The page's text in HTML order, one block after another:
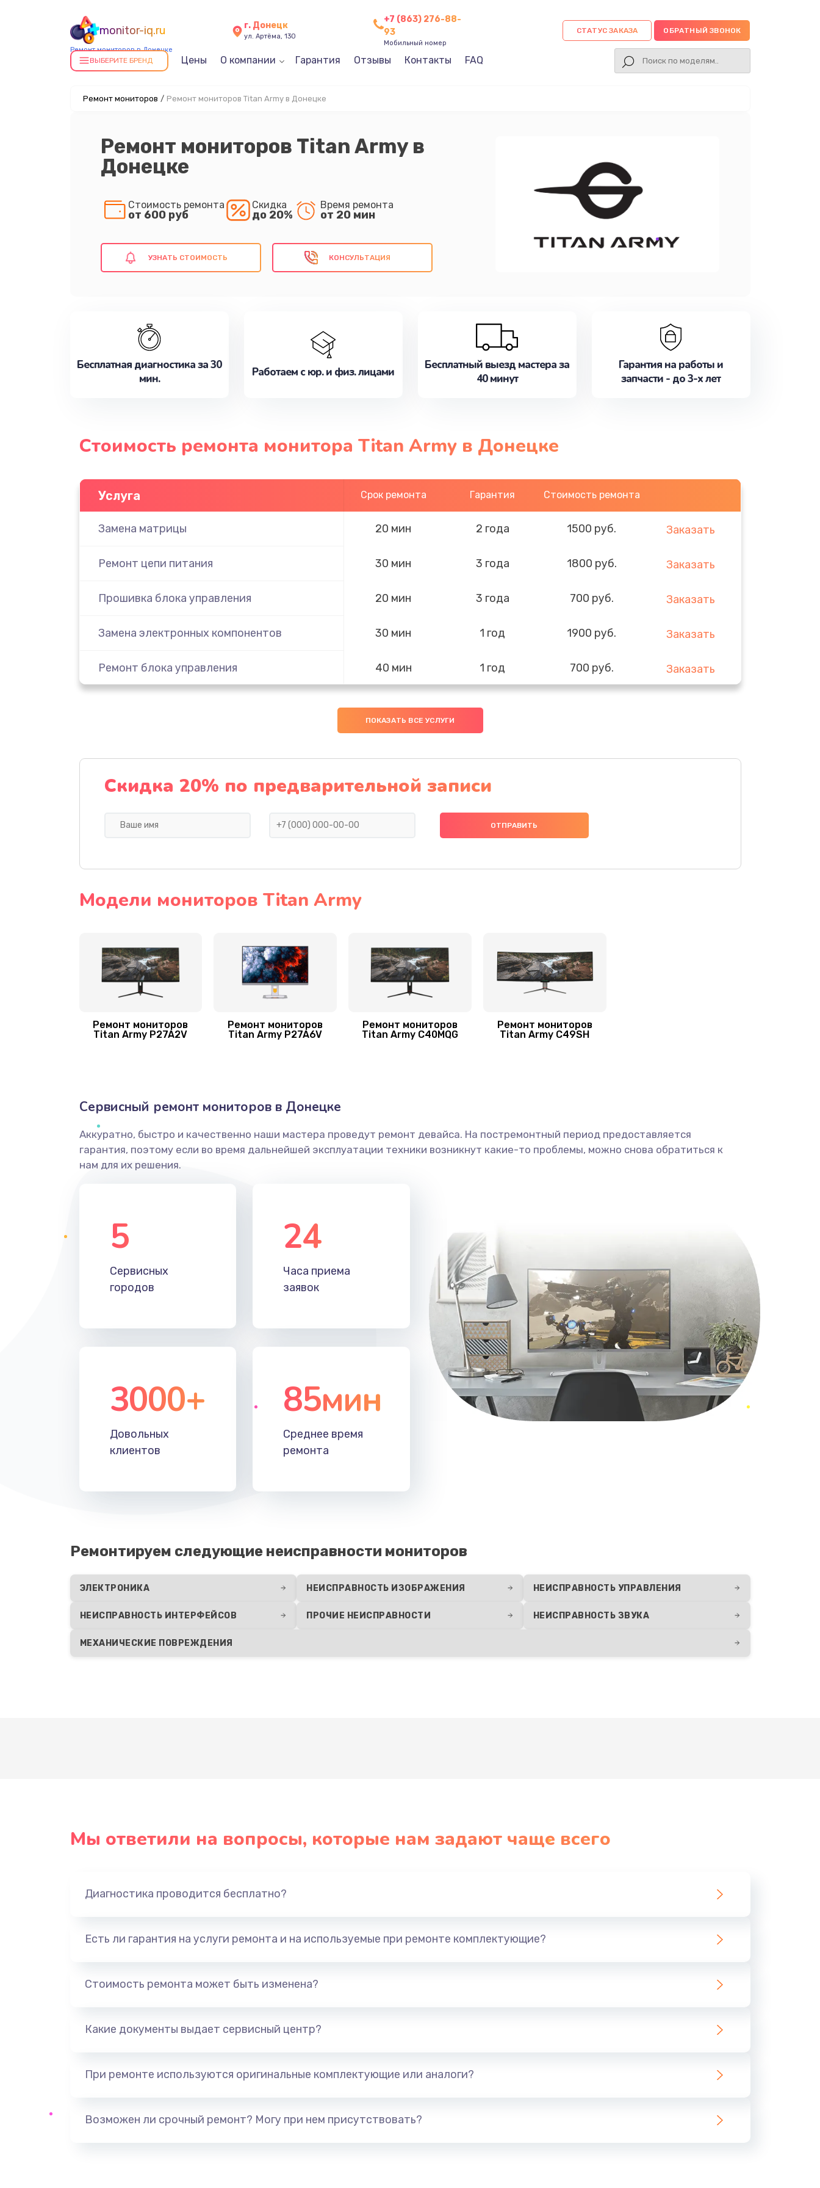
monitor-iq.ru
Ремонт мониторов в Донецке
г. Донецк
ул. Артёма, 130
+7 (863) 276-88-
93
Мобильный номер
СТАТУС ЗАКАЗА ОБРАТНЫЙ ЗВОНОК
ВЫБЕРИТЕ БРЕНД Цены О компании Гарантия Отзывы Контакты FAQ
Ремонт мониторов / Ремонт мониторов Titan Army в Донецке
Ремонт мониторов Titan Army в
Донецке
Стоимость ремонта
от 600 руб
Скидка
до 20%
Время ремонта
от 20 мин
УЗНАТЬ СТОИМОСТЬ КОНСУЛЬТАЦИЯ
Бесплатная диагностика за 30
мин.
Работаем с юр. и физ. лицами
Бесплатный выезд мастера за
40 минут
Гарантия на работы и
запчасти - до 3-х лет
Стоимость ремонта монитора Titan Army в Донецке
Услуга Срок ремонта Гарантия Стоимость ремонта
Замена матрицы 20 мин 2 года 1500 руб. Заказать
Ремонт цепи питания 30 мин 3 года 1800 руб. Заказать
Прошивка блока управления 20 мин 3 года 700 руб. Заказать
Замена электронных компонентов 30 мин 1 год 1900 руб. Заказать
Ремонт блока управления 40 мин 1 год 700 руб. Заказать
60 мин 1 год
мейн платы)
3 года 1300 руб.
порта)
ПОКАЗАТЬ ВСЕ УСЛУГИ
Скидка 20% по предварительной записи
Модели мониторов Titan Army
Ремонт мониторов
Titan Army P27A2V
Ремонт мониторов
Titan Army P27A6V
Ремонт мониторов
Titan Army C40MQG
Ремонт мониторов
Titan Army C49SH
Сервисный ремонт мониторов в Донецке
Аккуратно, быстро и качественно наши мастера проведут ремонт девайса. На постремонтный период предоставляется
гарантия, поэтому если во время дальнейшей эксплуатации техники возникнут какие-то проблемы, можно снова обратиться к
нам для их решения.
5
Сервисных
городов
24
Часа приема
заявок
3000+
Довольных
клиентов
85мин
Среднее время
ремонта
Ремонтируем следующие неисправности мониторов
ЭЛЕКТРОНИКА НЕИСПРАВНОСТЬ ИЗОБРАЖЕНИЯ НЕИСПРАВНОСТЬ УПРАВЛЕНИЯ
НЕИСПРАВНОСТЬ ИНТЕРФЕЙСОВ ПРОЧИЕ НЕИСПРАВНОСТИ НЕИСПРАВНОСТЬ ЗВУКА
МЕХАНИЧЕСКИЕ ПОВРЕЖДЕНИЯ
Мы ответили на вопросы, которые нам задают чаще всего
Диагностика проводится бесплатно?
Есть ли гарантия на услуги ремонта и на используемые при ремонте комплектующие?
Стоимость ремонта может быть изменена?
Какие документы выдает сервисный центр?
При ремонте используются оригинальные комплектующие или аналоги?
Возможен ли срочный ремонт? Могу при нем присутствовать?